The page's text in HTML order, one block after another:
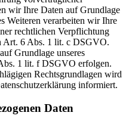
wir Ihre Daten auf Grundlage
Weiteren verarbeiten wir Ihre
rechtlichen Verpflichtung
Art. 6 Abs. 1 lit. c DSGVO.
Grundlage unseres
1 lit. f DSGVO erfolgen.
Rechtsgrundlagen wird
informiert.
Daten